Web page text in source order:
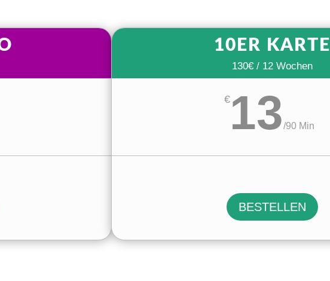
10ER KARTE
130€ / 12 Wochen
€13/90 Min
BESTELLEN